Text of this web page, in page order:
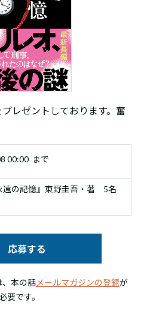
レゼントしております。奮
00:00 まで
遠の記憶』東野圭吾・著 5名
応募する
本の話メールマガジンの登録が
要です。